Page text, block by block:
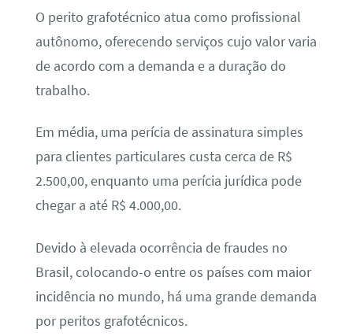
O perito grafotécnico atua como profissional
autônomo, oferecendo serviços cujo valor varia
de acordo com a demanda e a duração do
trabalho.
Em média, uma perícia de assinatura simples
para clientes particulares custa cerca de R$
2.500,00, enquanto uma perícia jurídica pode
chegar a até R$ 4.000,00.
Devido à elevada ocorrência de fraudes no
Brasil, colocando-o entre os países com maior
incidência no mundo, há uma grande demanda
por peritos grafotécnicos.